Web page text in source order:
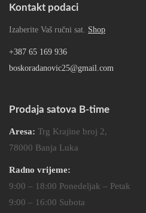
Kontakt podaci
Izaberite Vaš ručni sat. Shop
+387 65 169 936
boskoradanovic25@gmail.com
Prodaja satova B-time
Aresa: Trg Krajine broj 2,
78000 Banja Luka
Radno vrijeme:
9:00 – 18:00 Ponedeljak – Petak
9:00 – 16:00 Subota